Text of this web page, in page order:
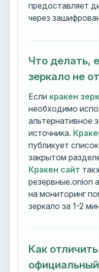
предоставляет
через
Что делать,
зеркало не
Если кракен
необходимо
альтернативное
источника.
публикует
закрытом
Кракен сайт
резервные.onion
на мониторинг
зеркало за 1-2
Как